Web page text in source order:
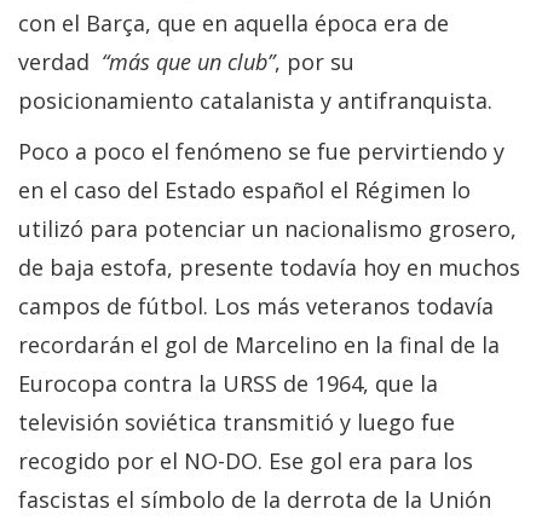
con el Barça, que en aquella época era de
verdad “más que un club”, por su
posicionamiento catalanista y antifranquista.
Poco a poco el fenómeno se fue pervirtiendo y
en el caso del Estado español el Régimen lo
utilizó para potenciar un nacionalismo grosero,
de baja estofa, presente todavía hoy en muchos
campos de fútbol. Los más veteranos todavía
recordarán el gol de Marcelino en la final de la
Eurocopa contra la URSS de 1964, que la
televisión soviética transmitió y luego fue
recogido por el NO-DO. Ese gol era para los
fascistas el símbolo de la derrota de la Unión